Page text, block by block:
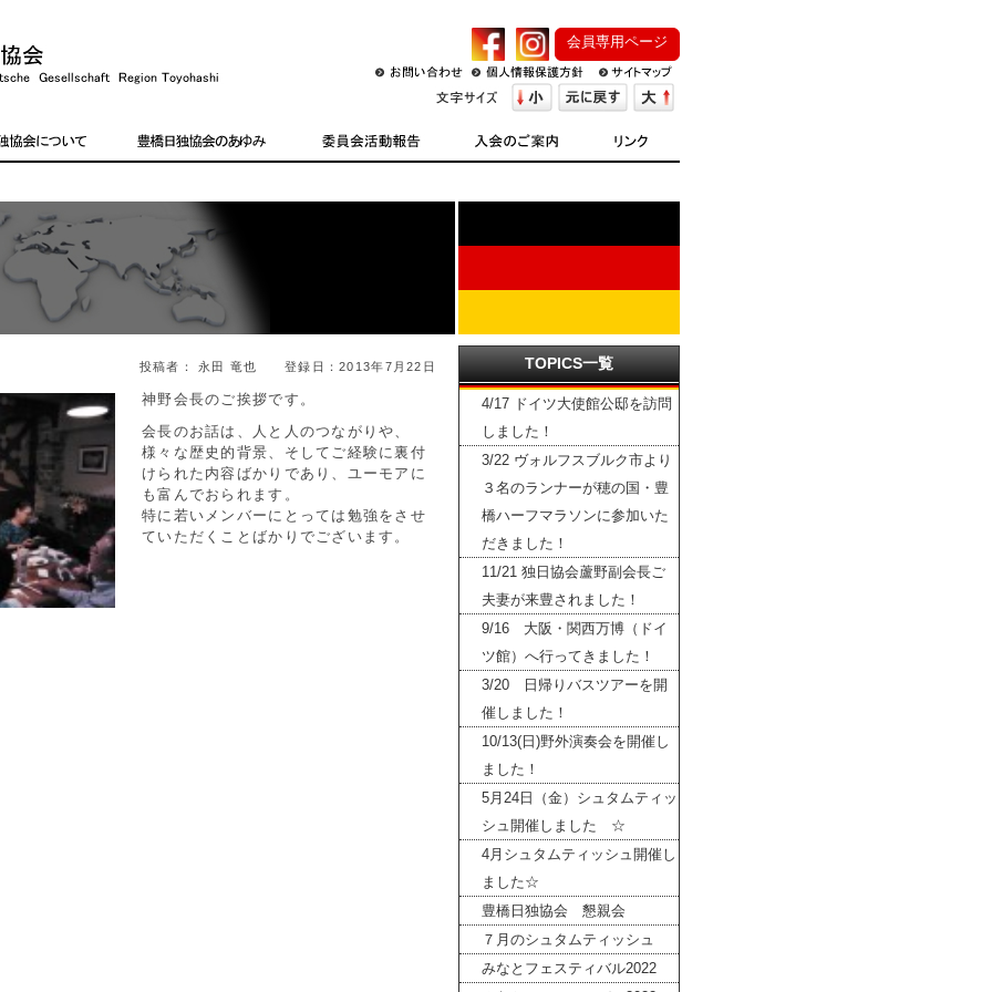
会員専用ページ
投稿者： 永田 竜也 登録日：2013年7月22日
神野会長のご挨拶です。
会長のお話は、人と人のつながりや、
様々な歴史的背景、そしてご経験に裏付
けられた内容ばかりであり、ユーモアに
も富んでおられます。
特に若いメンバーにとっては勉強をさせ
ていただくことばかりでございます。
TOPICS一覧
4/17 ドイツ大使館公邸を訪問
しました！
3/22 ヴォルフスブルク市より
３名のランナーが穂の国・豊
橋ハーフマラソンに参加いた
だきました！
11/21 独日協会蘆野副会長ご
夫妻が来豊されました！
9/16 大阪・関西万博（ドイ
ツ館）へ行ってきました！
3/20 日帰りバスツアーを開
催しました！
10/13(日)野外演奏会を開催し
ました！
5月24日（金）シュタムティッ
シュ開催しました ☆
4月シュタムティッシュ開催し
ました☆
豊橋日独協会 懇親会
７月のシュタムティッシュ
みなとフェスティバル2022